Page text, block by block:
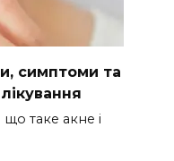
симптоми та
таке акне і